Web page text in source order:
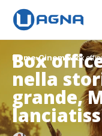
Home Cinema Box
Mufasa
Box
nella
grande,